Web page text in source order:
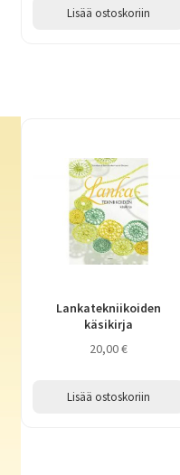
Lisää ostoskoriin
Lankatekniikoiden
käsikirja
20,00€
Lisää ostoskoriin